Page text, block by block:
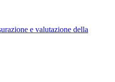
e valutazione della